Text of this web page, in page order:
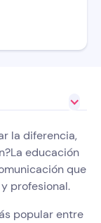
la diferencia,
educación
que
profesional.
popular entre